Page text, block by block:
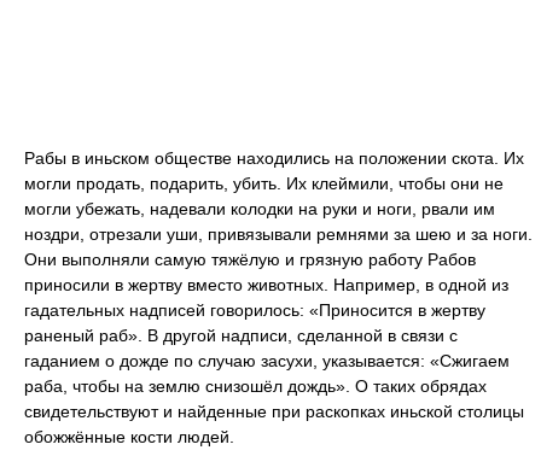
Рабы в иньском обществе находились на положении скота. Их
могли продать, подарить, убить. Их клеймили, чтобы они не
могли убежать, надевали колодки на руки и ноги, рвали им
ноздри, отрезали уши, привязывали ремнями за шею и за ноги.
Они выполняли самую тяжёлую и грязную работу Рабов
приносили в жертву вместо животных. Например, в одной из
гадательных надписей говорилось: «Приносится в жертву
раненый раб». В другой надписи, сделанной в связи с
гаданием о дожде по случаю засухи, указывается: «Сжигаем
раба, чтобы на землю снизошёл дождь». О таких обрядах
свидетельствуют и найденные при раскопках иньской столицы
обожжённые кости людей.